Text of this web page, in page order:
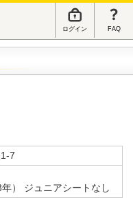
ログイン FAQ
7
） ジュニアシートなし